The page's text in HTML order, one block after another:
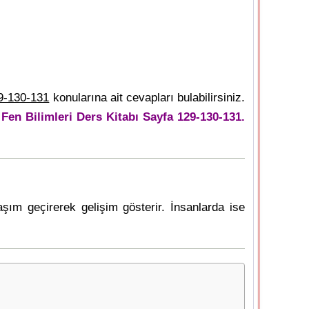
130-131 konularına ait cevapları bulabilirsiniz.
Fen Bilimleri Ders Kitabı Sayfa 129-130-131.
geçirerek gelişim gösterir. İnsanlarda ise